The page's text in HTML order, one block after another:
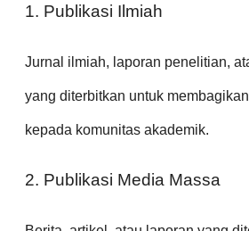
1. Publikasi Ilmiah
Jurnal ilmiah, laporan penelitian,
yang diterbitkan untuk
kepada komunitas akademik.
2. Publikasi Media Massa